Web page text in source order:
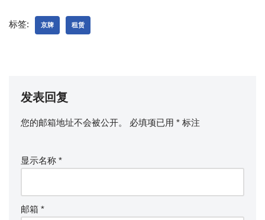
标签: 京牌 租赁
发表回复
您的邮箱地址不会被公开。 必填项已用 * 标注
显示名称 *
邮箱 *